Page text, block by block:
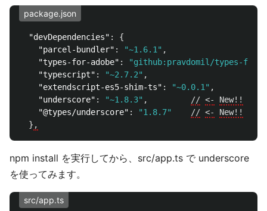
package.json
"devDependencies" :
{
"parcel-bundler" : "~1.6.1" ,
"types-for-adobe" :
"github:pravdomil/types-for-
"typescript" : "~2.7.2" ,
"extendscript-es5-shim-ts" : "~0.0.1" ,
"underscore" : "~1.8.3" , // <-
New!!
"@types/underscore" : "1.8.7" // <-
New!!
} ,
npm install を実行してから、src/app.ts で underscore
を使ってみます。
src/app.ts